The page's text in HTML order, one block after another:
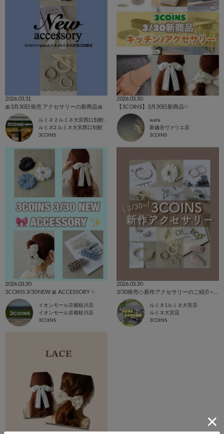
2026.03.31
🎀3月30日発売 アクセサリーの新商品🎀
ルミネ２ルミネ大宮西口別館店
ルミネ2 ルミネ大宮西口別館
3COINS
2026.03.30
【3COINS】3月30日新商品✨
wata
新越谷ヴァリエ店
3COINS
2026.03.30
3COINS 3/30 NEW 🎀 ACCESSORY ✨
イオンモール京都桂川店
イオンモール京都桂川店
3COINS
2026.03.30
ルミネ1ルミネ大宮店
ルミネ大宮店
3COINS